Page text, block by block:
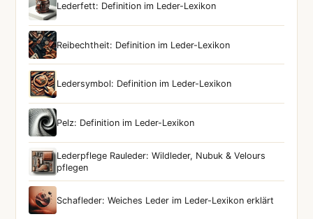
Lederfett: Definition im Leder-Lexikon
Reibechtheit: Definition im Leder-Lexikon
Ledersymbol: Definition im Leder-Lexikon
Pelz: Definition im Leder-Lexikon
Lederpflege Rauleder: Wildleder, Nubuk & Velours
pflegen
Schafleder: Weiches Leder im Leder-Lexikon erklärt